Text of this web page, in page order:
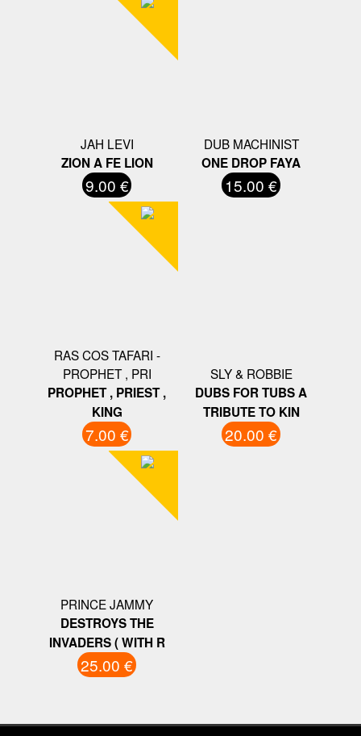
JAH LEVI
ZION A FE LION
9.00 €
DUB MACHINIST
ONE DROP FAYA
15.00 €
RAS COS TAFARI -
PROPHET , PRI
PROPHET , PRIEST ,
KING
7.00 €
SLY & ROBBIE
DUBS FOR TUBS A
TRIBUTE TO KIN
20.00 €
PRINCE JAMMY
DESTROYS THE
INVADERS ( WITH R
25.00 €